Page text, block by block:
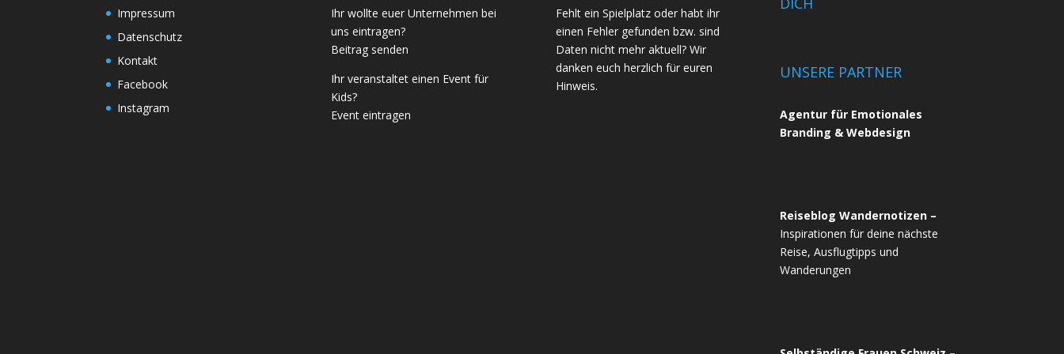
Impressum
Datenschutz
Kontakt
Facebook
Instagram
Ihr wollte euer Unternehmen bei
uns eintragen?
Beitrag senden
Ihr veranstaltet einen Event für
Kids?
Event eintragen
Fehlt ein Spielplatz oder habt ihr
einen Fehler gefunden bzw. sind
Daten nicht mehr aktuell? Wir
danken euch herzlich für euren
Hinweis.
UNSERE PARTNER
Agentur für Emotionales
Branding & Webdesign
Reiseblog Wandernotizen –
Inspirationen für deine nächste
Reise, Ausflugtipps und
Wanderungen